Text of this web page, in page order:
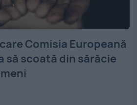
Comisia Europeană
să scoată din sărăcie